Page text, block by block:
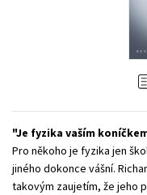
Je fyzika vaším
Pro někoho je fyzika jen
jiného dokonce vášní.
takovým zaujetím, že jeho